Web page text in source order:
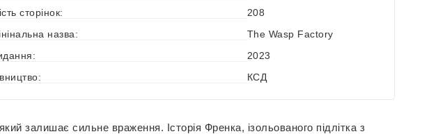
сторінок:
208
назва:
The Wasp Factory
2023
КСД
залишає сильне враження. Історія Френка, ізольованого підлітка з